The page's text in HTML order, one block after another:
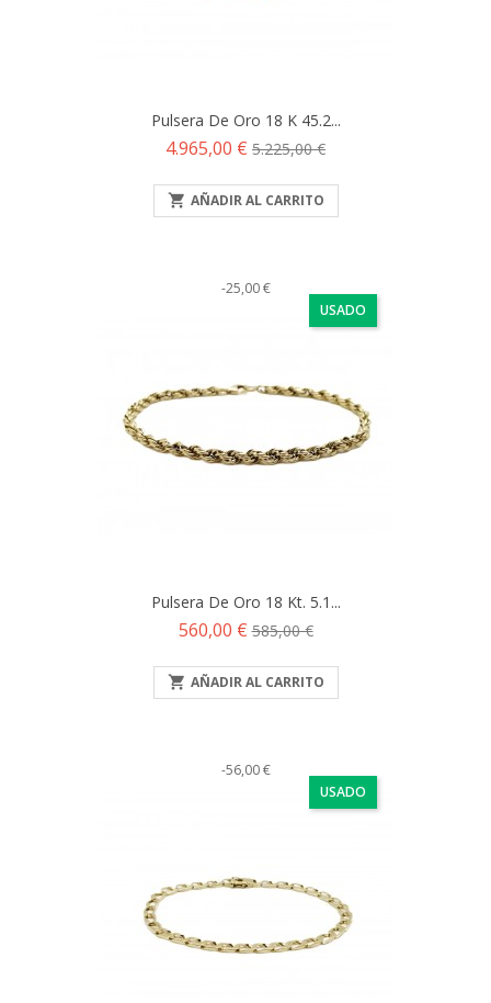
Pulsera De Oro 18 K 45.2...
Precio
4.965,00 € Precio
5.225,00 €
 AÑADIR AL CARRITO
USADO
-25,00 €
Pulsera De Oro 18 Kt. 5.1...
Precio
560,00 €Precio
585,00 €
 AÑADIR AL CARRITO
USADO
-56,00 €